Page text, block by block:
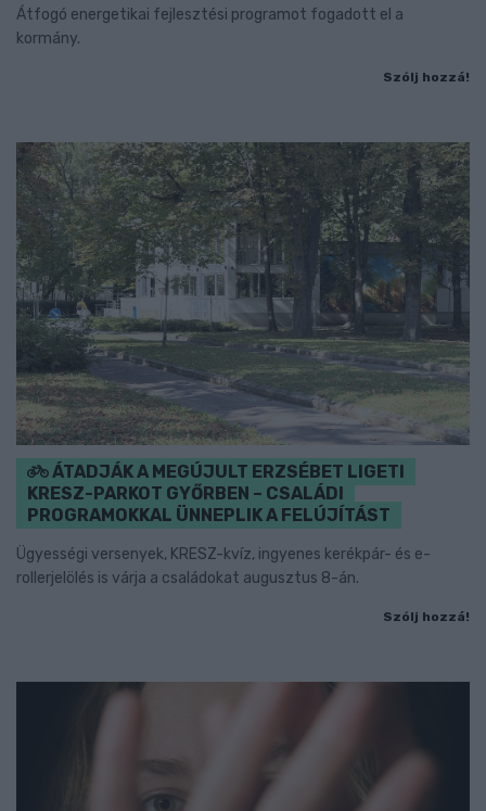
Átfogó energetikai fejlesztési programot fogadott el a
kormány.
Szólj hozzá!
ÁTADJÁK A MEGÚJULT ERZSÉBET LIGETI
KRESZ-PARKOT GYŐRBEN – CSALÁDI
PROGRAMOKKAL ÜNNEPLIK A FELÚJÍTÁST
Ügyességi versenyek, KRESZ-kvíz, ingyenes kerékpár- és e-
rollerjelölés is várja a családokat augusztus 8-án.
Szólj hozzá!